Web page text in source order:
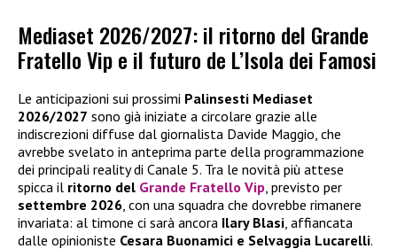
Mediaset 2026/2027: il ritorno del Grande
Fratello Vip e il futuro de L’Isola dei Famosi
Le anticipazioni sui prossimi Palinsesti Mediaset
2026/2027 sono già iniziate a circolare grazie alle
indiscrezioni diffuse dal giornalista Davide Maggio, che
avrebbe svelato in anteprima parte della programmazione
dei principali reality di Canale 5. Tra le novità più attese
spicca il ritorno del Grande Fratello Vip , previsto per
settembre 2026 , con una squadra che dovrebbe rimanere
invariata: al timone ci sarà ancora Ilary Blasi , affiancata
dalle opinioniste Cesara Buonamici e Selvaggia Lucarelli.